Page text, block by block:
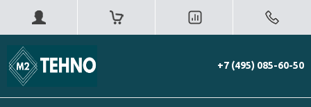
+7 (495) 085-60-50